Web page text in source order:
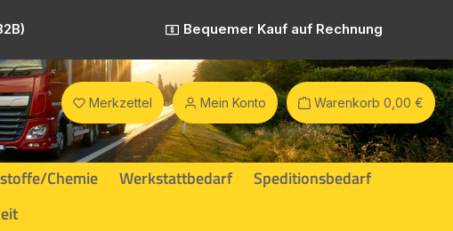
Bequemer Kauf auf Rechnung
Merkzettel Mein Konto Warenkorb 0,00 €
Chemie Werkstattbedarf
Speditionsbedarf